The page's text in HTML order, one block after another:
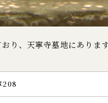
り、天寧寺墓地にあります
208